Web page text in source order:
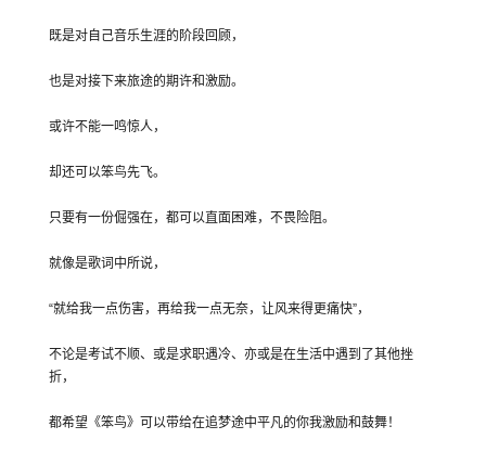
既是对自己音乐生涯的阶段回顾，
也是对接下来旅途的期许和激励。
或许不能一鸣惊人，
却还可以笨鸟先飞。
只要有一份倔强在，都可以直面困难，不畏险阻。
就像是歌词中所说，
“就给我一点伤害，再给我一点无奈，让风来得更痛快”，
不论是考试不顺、或是求职遇冷、亦或是在生活中遇到了其他挫
折，
都希望《笨鸟》可以带给在追梦途中平凡的你我激励和鼓舞！